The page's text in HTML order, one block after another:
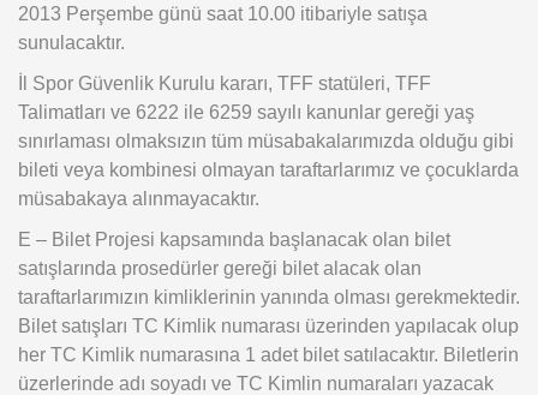
2013 Perşembe günü saat 10.00 itibariyle satışa
sunulacaktır.
İl Spor Güvenlik Kurulu kararı, TFF statüleri, TFF
Talimatları ve 6222 ile 6259 sayılı kanunlar gereği yaş
sınırlaması olmaksızın tüm müsabakalarımızda olduğu gibi
bileti veya kombinesi olmayan taraftarlarımız ve çocuklarda
müsabakaya alınmayacaktır.
E – Bilet Projesi kapsamında başlanacak olan bilet
satışlarında prosedürler gereği bilet alacak olan
taraftarlarımızın kimliklerinin yanında olması gerekmektedir.
Bilet satışları TC Kimlik numarası üzerinden yapılacak olup
her TC Kimlik numarasına 1 adet bilet satılacaktır. Biletlerin
üzerlerinde adı soyadı ve TC Kimlin numaraları yazacak